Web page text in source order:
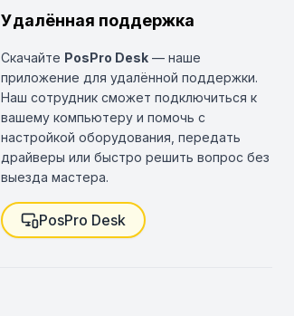
Удалённая поддержка
Скачайте PosPro Desk — наше
приложение для удалённой поддержки.
Наш сотрудник сможет подключиться к
вашему компьютеру и помочь с
настройкой оборудования, передать
драйверы или быстро решить вопрос без
выезда мастера.
PosPro Desk